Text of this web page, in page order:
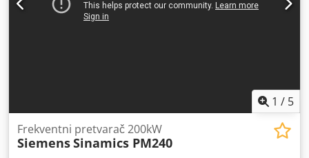
1 / 5
Frekventni pretvarač 200kW
SiemensSinamics PM240